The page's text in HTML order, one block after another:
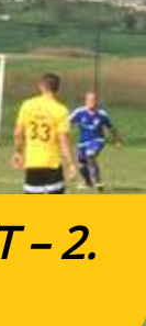
– 2.